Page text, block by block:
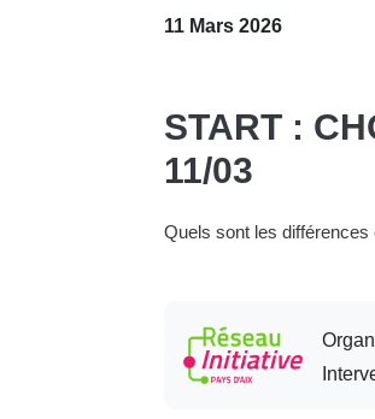
11 Mars 2026
START :
11/03
Quels sont les